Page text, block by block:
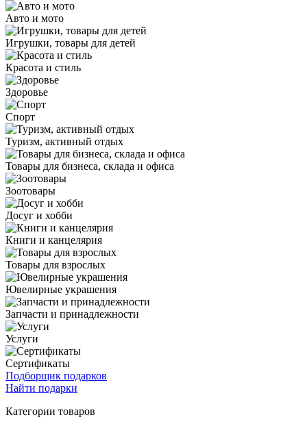
Авто и мото
Игрушки, товары для детей
Красота и стиль
Здоровье
Спорт
Туризм, активный отдых
Товары для бизнеса, склада и офиса
Зоотовары
Досуг и хобби
Книги и канцелярия
Товары для взрослых
Ювелирные украшения
Запчасти и принадлежности
Услуги
Сертификаты
Подборщик подарков
Найти подарки
Категории товаров